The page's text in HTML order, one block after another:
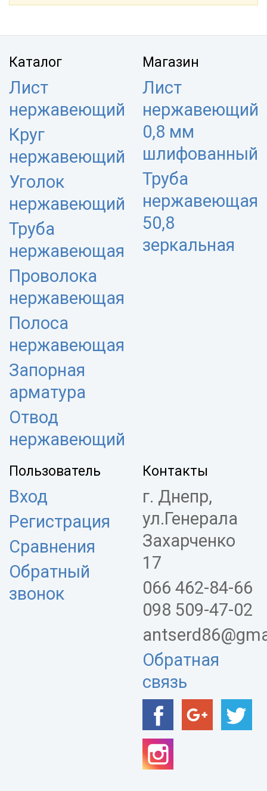
Каталог
Лист
нержавеющий
Круг
нержавеющий
Уголок
нержавеющий
Труба
нержавеющая
Проволока
нержавеющая
Полоса
нержавеющая
Запорная
арматура
Отвод
нержавеющий
Магазин
Лист
нержавеющий
0,8 мм
шлифованный
Труба
нержавеющая
50,8
зеркальная
Пользователь
Вход
Регистрация
Сравнения
Обратный
звонок
Контакты
г. Днепр,
ул.Генерала
Захарченко
17
066 462-84-66
098 509-47-02
Обратная
связь